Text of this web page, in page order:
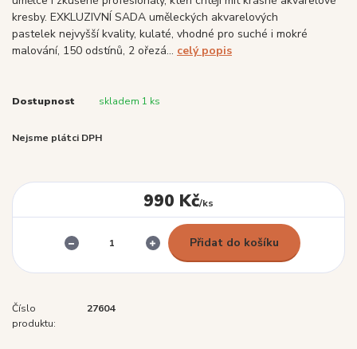
kresby. EXKLUZIVNÍ SADA uměleckých akvarelových
pastelek nejvyšší kvality, kulaté, vhodné pro suché i mokré
malování, 150 odstínů, 2 ořezá... celý popis
Dostupnost skladem 1 ks
Nejsme plátci DPH
990 Kč/ks
Přidat do košíku
Číslo
produktu:
27604